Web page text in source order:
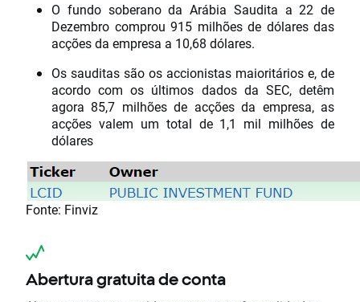
O fundo soberano da Arábia Saudita a 22 de
Dezembro comprou 915 milhões de dólares das
acções da empresa a 10,68 dólares.
Os sauditas são os accionistas maioritários e, de
acordo com os últimos dados da SEC, detêm
agora 85,7 milhões de acções da empresa, as
acções valem um total de 1,1 mil milhões de
dólares
Fonte: Finviz
Abertura gratuita de conta